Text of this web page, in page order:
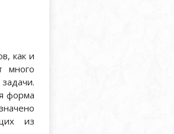
как и
много
форма
из